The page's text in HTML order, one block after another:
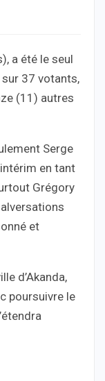
a été le seul
37 votants,
(11) autres
Serge
en tant
Grégory
et
d’Akanda,
poursuivre le